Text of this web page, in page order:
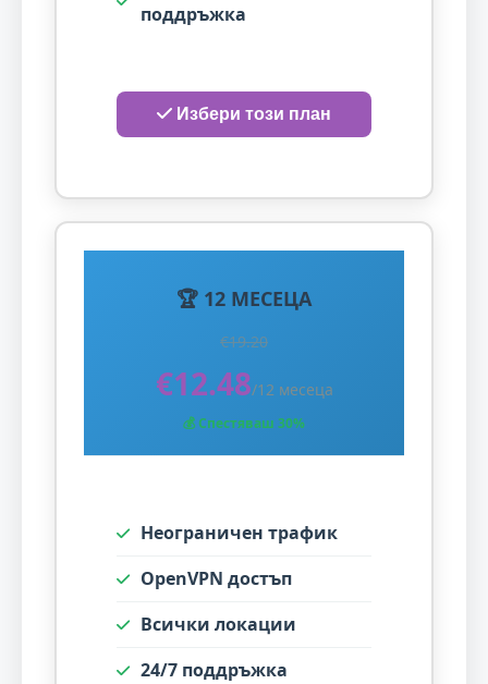
поддръжка
Избери този план
🏆 12 МЕСЕЦА
€19.20
€12.48/12 месеца
💰 Спестяваш 30%
Неограничен трафик
OpenVPN достъп
Всички локации
24/7 поддръжка